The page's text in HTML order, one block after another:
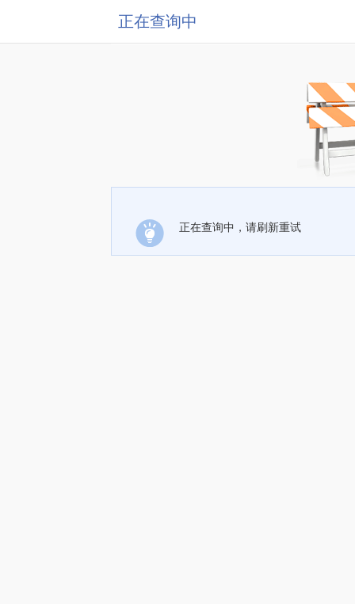
正在查询中
正在查询中，请刷新重试